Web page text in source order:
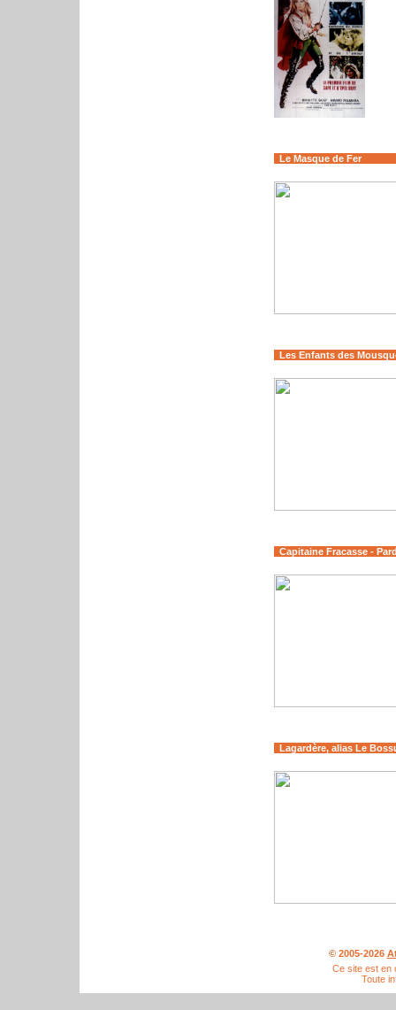
Le Masque de Fer
Les Enfants des
Capitaine Fracasse -
Lagardère, alias Le
© 2005-2026
Ce site est en
Toute